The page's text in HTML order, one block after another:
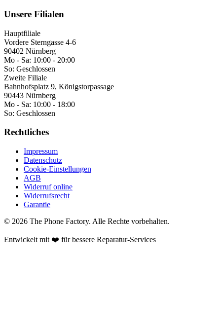
Unsere Filialen
Hauptfiliale
Vordere Sterngasse 4-6
90402 Nürnberg
Mo - Sa: 10:00 - 20:00
So: Geschlossen
Zweite Filiale
Bahnhofsplatz 9, Königstorpassage
90443 Nürnberg
Mo - Sa: 10:00 - 18:00
So: Geschlossen
Rechtliches
Impressum
Datenschutz
Cookie-Einstellungen
AGB
Widerruf online
Widerrufsrecht
Garantie
© 2026 The Phone Factory. Alle Rechte vorbehalten.
Entwickelt mit ❤️ für bessere Reparatur-Services